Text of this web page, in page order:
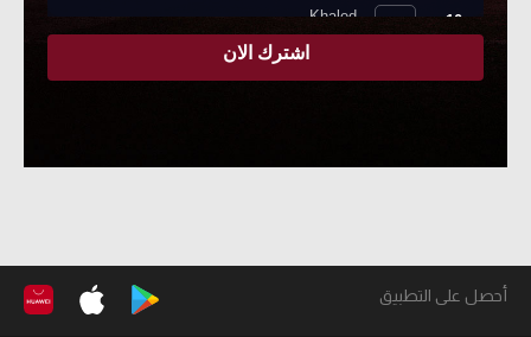
أحصل على التطبيق